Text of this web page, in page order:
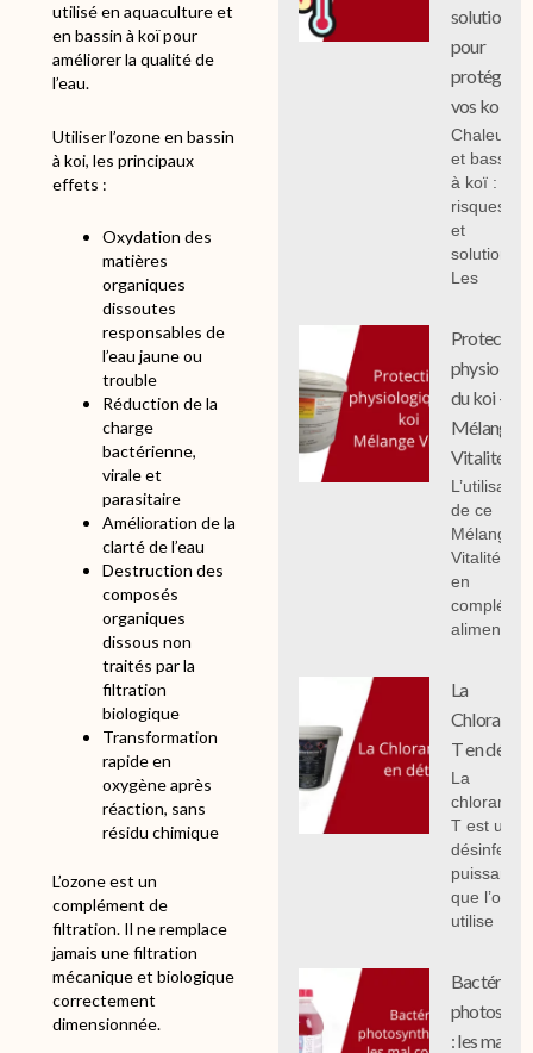
utilisé en aquaculture et
en bassin à koï pour
améliorer la qualité de
l’eau.
Utiliser l’ozone en bassin
à koi, les principaux
effets :
Oxydation des
matières
organiques
dissoutes
responsables de
l’eau jaune ou
trouble
Réduction de la
charge
bactérienne,
virale et
parasitaire
Amélioration de la
clarté de l’eau
Destruction des
composés
organiques
dissous non
traités par la
filtration
biologique
Transformation
rapide en
oxygène après
réaction, sans
résidu chimique
L’ozone est un
complément de
filtration. Il ne remplace
jamais une filtration
mécanique et biologique
correctement
dimensionnée.
solutions
pour
protéger
vos koi
Chaleur
et bassin
à koï :
risques
et
solutions;
Les
Protection
du koi -
Mélange
Vitalité
L’utilisation
de ce
Mélange
Vitalité 1
en
alimentaire
La
T en détail
La
chloramine
T est un
puissant
que l’on
utilise
Bactéries
: les mal